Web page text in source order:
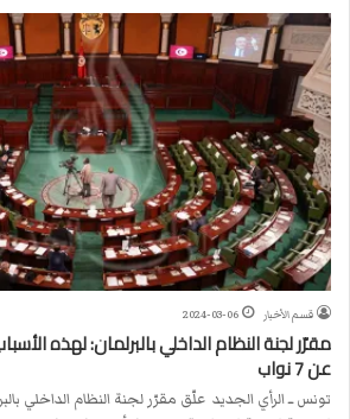
قسم الأخبار 2024-03-06
مقرّر لجنة النظام الداخلي بالبرلمان: لهذه
عن 7 نواب
تونس ــ الرأي الجديد علّق مقرّر لجنة النظام الداخلي